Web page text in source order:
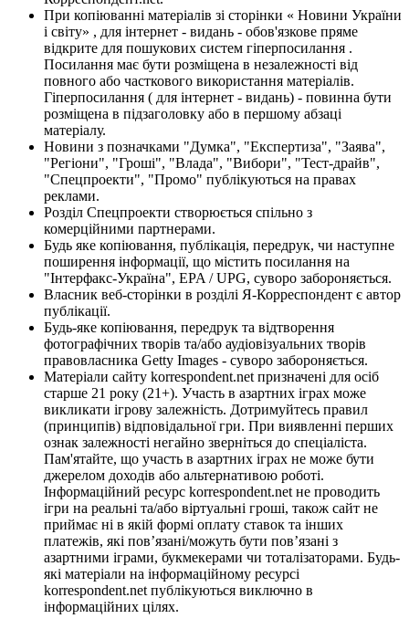
При копіюванні матеріалів зі сторінки « Новини України
і світу» , для інтернет - видань - обов'язкове пряме
відкрите для пошукових систем гіперпосилання .
Посилання має бути розміщена в незалежності від
повного або часткового використання матеріалів.
Гіперпосилання ( для інтернет - видань) - повинна бути
розміщена в підзаголовку або в першому абзаці
матеріалу.
Новини з позначками "Думка", "Експертиза", "Заява",
"Регіони", "Гроші", "Влада", "Вибори", "Тест-драйв",
"Спецпроекти", "Промо" публікуються на правах
реклами.
Розділ Спецпроекти створюється спільно з
комерційними партнерами.
Будь яке копіювання, публікація, передрук, чи наступне
поширення інформації, що містить посилання на
"Інтерфакс-Україна", EPA / UPG, суворо забороняється.
Власник веб-сторінки в розділі Я-Корреспондент є автор
публікації.
Будь-яке копіювання, передрук та відтворення
фотографічних творів та/або аудіовізуальних творів
правовласника Getty Images - суворо забороняється.
Матеріали сайту korrespondent.net призначені для осіб
старше 21 року (21+). Участь в азартних іграх може
викликати ігрову залежність. Дотримуйтесь правил
(принципів) відповідальної гри. При виявленні перших
ознак залежності негайно зверніться до спеціаліста.
Пам'ятайте, що участь в азартних іграх не може бути
джерелом доходів або альтернативою роботі.
Інформаційний ресурс korrespondent.net не проводить
ігри на реальні та/або віртуальні гроші, також сайт не
приймає ні в якій формі оплату ставок та інших
платежів, які пов’язані/можуть бути пов’язані з
азартними іграми, букмекерами чи тоталізаторами. Будь-
які матеріали на інформаційному ресурсі
korrespondent.net публікуються виключно в
інформаційних цілях.